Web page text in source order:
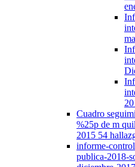
Cuadro
%25p de m
2015 54
informe-
publica-2018-